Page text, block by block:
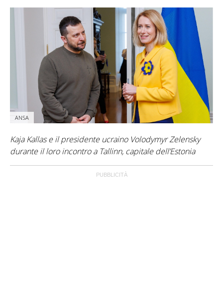
ANSA
Kaja Kallas e il presidente ucraino Volodymyr Zelensky
durante il loro incontro a Tallinn, capitale dell’Estonia